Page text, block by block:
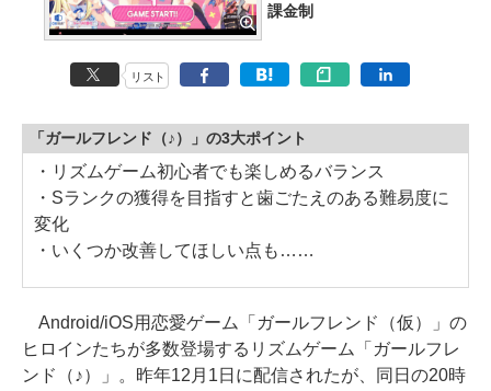
課金制
リスト
「ガールフレンド（♪）」の3大ポイント
・リズムゲーム初心者でも楽しめるバランス
・Sランクの獲得を目指すと歯ごたえのある難易度に
変化
・いくつか改善してほしい点も……
Android/iOS用恋愛ゲーム「ガールフレンド（仮）」の
ヒロインたちが多数登場するリズムゲーム「ガールフレ
ンド（♪）」。昨年12月1日に配信されたが、同日の20時